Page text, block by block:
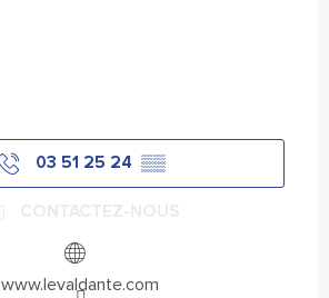
03 51 25 24 ▒▒
www.levaldante.com